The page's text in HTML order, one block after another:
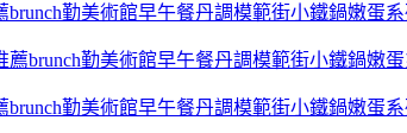
brunch勤美術館早午餐丹調模範街小鐵鍋嫩蛋
brunch勤美術館早午餐丹調模範街小鐵鍋嫩蛋